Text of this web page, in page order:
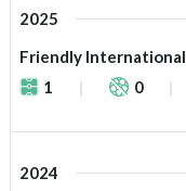
2025
Friendly International
1
0
2024